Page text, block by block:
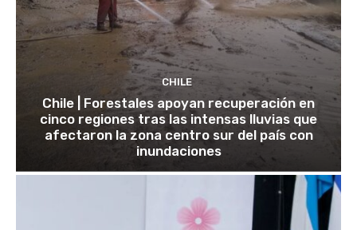
CHILE
Chile | Forestales apoyan recuperación en
cinco regiones tras las intensas lluvias que
afectaron la zona centro sur del país con
inundaciones